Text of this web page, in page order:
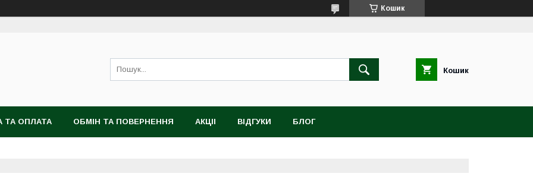
Кошик
Кошик
ТА ОПЛАТА ОБМІН ТА ПОВЕРНЕННЯ АКЦІІ ВІДГУКИ БЛОГ